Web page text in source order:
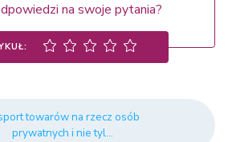
na swoje pytania?
towarów na rzecz osób
prywatnych i nie tyl...